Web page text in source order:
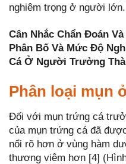
nghiêm trọng ở người lớn.
Cân Nhắc Chẩn Đoán
Phân Bố Và Mức Độ
Cá Ở Người Trưởng
Phân loại mụn
Đối với mụn trứng cá
của mụn trứng cá đã
nổi rõ hơn ở vùng hàm
thương viêm hơn [4]